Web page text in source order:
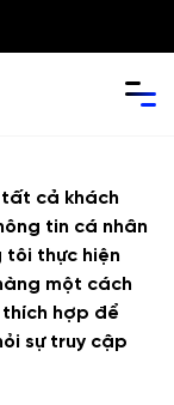
cả khách
tin cá nhân
tôi thực hiện
một cách
hợp để
sự truy cập